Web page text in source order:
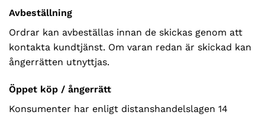
Avbeställning
Ordrar kan avbeställas innan de skickas genom att
kontakta kundtjänst. Om varan redan är skickad kan
ångerrätten utnyttjas.
Öppet köp / ångerrätt
Konsumenter har enligt distanshandelslagen 14